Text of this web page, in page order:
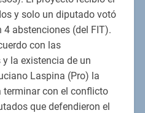
y solo un diputado votó
4 abstenciones (del FIT).
con las
la existencia de un
Laspina (Pro) la
terminar con el conflicto
que defendieron el